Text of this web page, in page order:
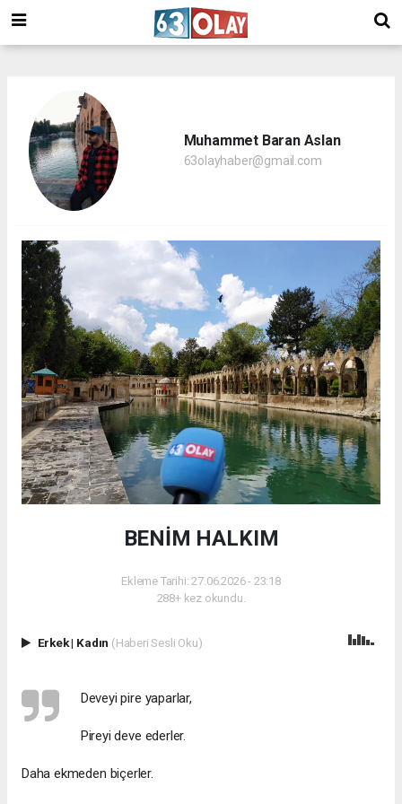
Muhammet Baran Aslan
63olayhaber@gmail.com
BENİM HALKIM
Ekleme Tarihi: 27.06.2026 - 23:18
288+ kez okundu.
Erkek| Kadın (Haberi Sesli Oku)
Deveyi pire yaparlar,
Pireyi deve ederler.
Daha ekmeden biçerler.